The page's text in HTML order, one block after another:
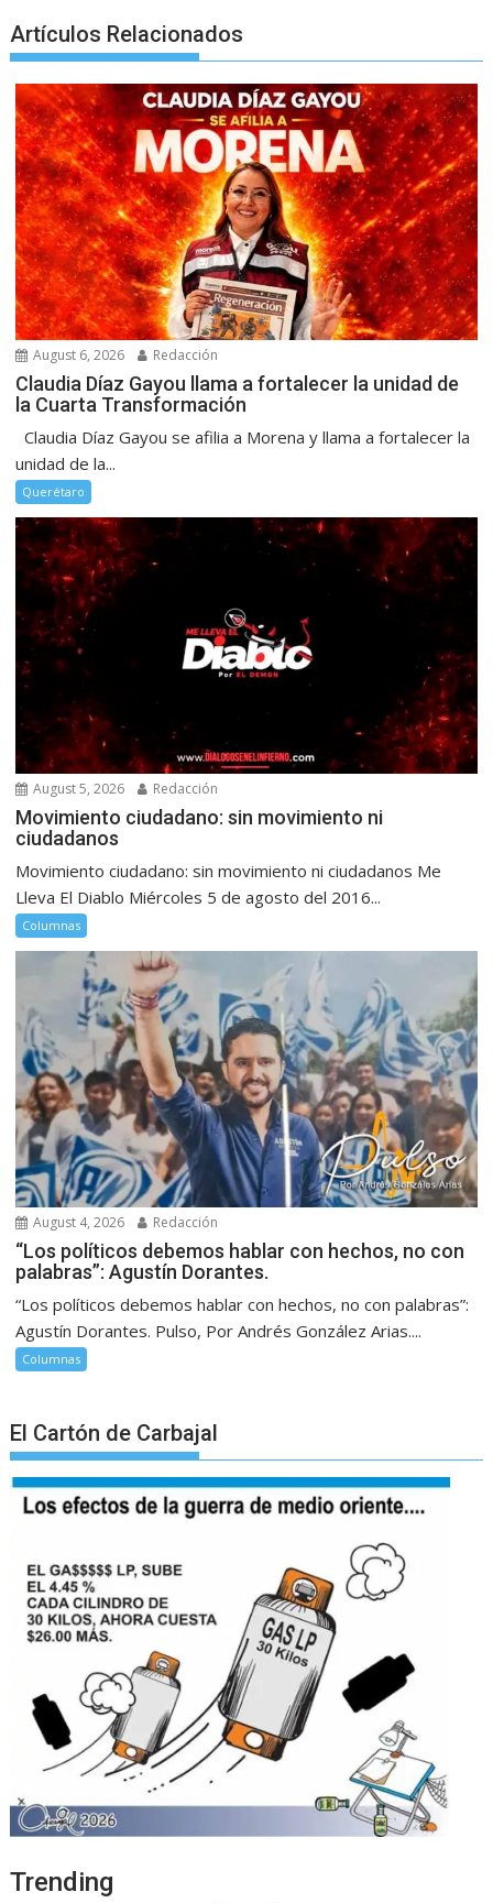
Artículos Relacionados
August 6, 2026 Redacción
Claudia Díaz Gayou llama a fortalecer la unidad de
la Cuarta Transformación
Claudia Díaz Gayou se afilia a Morena y llama a fortalecer la
unidad de la...
Querétaro
August 5, 2026 Redacción
Movimiento ciudadano: sin movimiento ni
ciudadanos
Movimiento ciudadano: sin movimiento ni ciudadanos Me
Lleva El Diablo Miércoles 5 de agosto del 2016...
Columnas
August 4, 2026 Redacción
“Los políticos debemos hablar con hechos, no con
palabras”: Agustín Dorantes.
“Los políticos debemos hablar con hechos, no con palabras”:
Agustín Dorantes. Pulso, Por Andrés González Arias....
Columnas
El Cartón de Carbajal
Trending